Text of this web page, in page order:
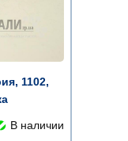
1102,
В наличии